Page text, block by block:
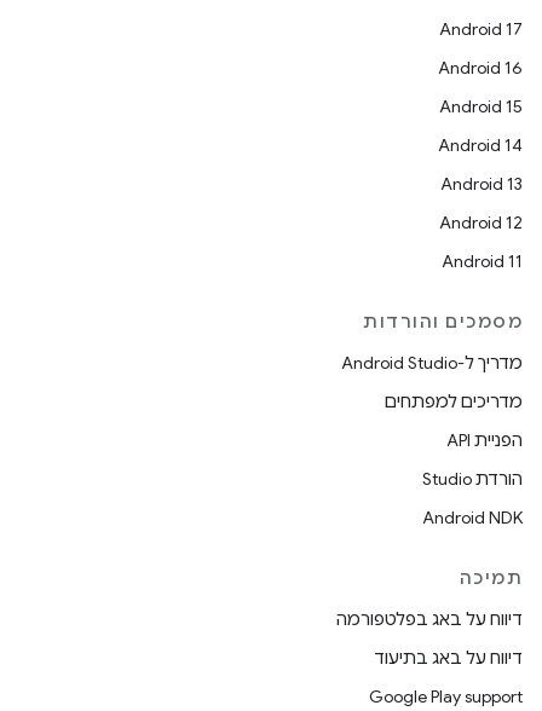
Android 17
Android 16
Android 15
Android 14
Android 13
Android 12
Android 11
מסמכים והורדות
מדריך ל-Android Studio
מדריכים למפתחים
הפניית API
הורדת Studio
Android NDK
תמיכה
דיווח על באג בפלטפורמה
דיווח על באג בתיעוד
Google Play support